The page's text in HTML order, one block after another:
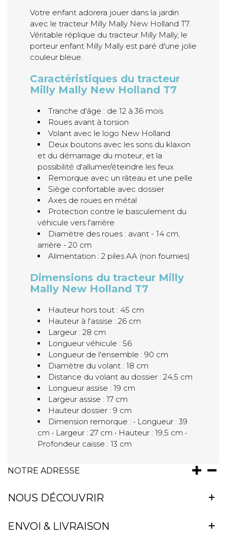
Votre enfant adorera jouer dans la jardin
avec le tracteur Milly Mally New Holland T7.
Véritable réplique du tracteur Milly Mally, le
porteur enfant Milly Mally est paré d'une jolie
couleur bleue.
Caractéristiques du tracteur
Milly Mally New Holland T7
Tranche d'âge : de 12 à 36 mois
Roues avant à torsion
Volant avec le logo New Holland
Deux boutons avec les sons du klaxon
et du démarrage du moteur, et la
possibilité d'allumer/éteindre les feux
Remorque avec un râteau et une pelle
Siège confortable avec dossier
Axes de roues en métal
Protection contre le basculement du
véhicule vers l'arrière
Diamètre des roues : avant - 14 cm,
arrière - 20 cm
Alimentation : 2 piles AA (non fournies)
Dimensions du tracteur Milly
Mally New Holland T7
Hauteur hors tout : 45 cm
Hauteur à l'assise : 26 cm
Largeur : 28 cm
Longueur véhicule : 56
Longueur de l'ensemble : 90 cm
Diamètre du volant : 18 cm
Distance du volant au dossier : 24,5 cm
Longueur assise : 19 cm
Largeur assise : 17 cm
Hauteur dossier : 9 cm
Dimension remorque : • Longueur : 39
cm • Largeur : 27 cm • Hauteur : 19,5 cm •
Profondeur caisse : 13 cm
NOTRE ADRESSE
NOUS DÉCOUVRIR
ENVOI & LIVRAISON